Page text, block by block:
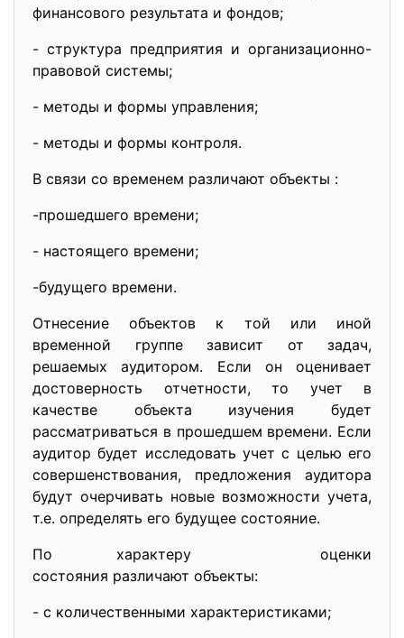
финансового результата и фондов;
- структура предприятия и организационно-
правовой системы;
- методы и формы управления;
- методы и формы контроля.
В связи со временем различают объекты :
-прошедшего времени;
- настоящего времени;
-будущего времени.
Отнесение объектов к той или иной
временной группе зависит от задач,
решаемых аудитором. Если он оценивает
достоверность отчетности, то учет в
качестве объекта изучения будет
рассматриваться в прошедшем времени. Если
аудитор будет исследовать учет с целью его
совершенствования, предложения аудитора
будут очерчивать новые возможности учета,
т.е. определять его будущее состояние.
По характеру оценки
состояния различают объекты:
- с количественными характеристиками;